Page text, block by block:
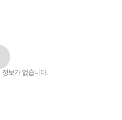
정보가 없습니다.